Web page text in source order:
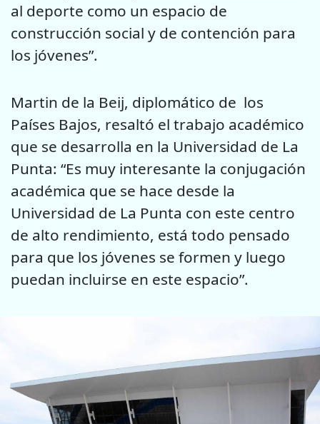
al deporte como un espacio de
construcción social y de contención para
los jóvenes”.
Martin de la Beij, diplomático de los
Países Bajos, resaltó el trabajo académico
que se desarrolla en la Universidad de La
Punta: “Es muy interesante la conjugación
académica que se hace desde la
Universidad de La Punta con este centro
de alto rendimiento, está todo pensado
para que los jóvenes se formen y luego
puedan incluirse en este espacio”.